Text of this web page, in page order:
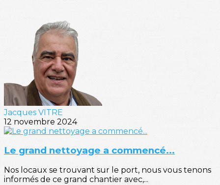
Jacques VITRE
12 novembre 2024
Le grand nettoyage a commencé...
Nos locaux se trouvant sur le port, nous vous tenons
informés de ce grand chantier avec,...